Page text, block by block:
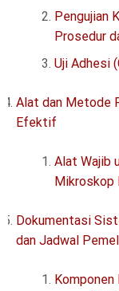
Pengujian
Prosedur
Uji Adhesi
Alat dan Metode
Efektif
Alat Wajib
Mikroskop
Dokumentasi
dan Jadwal